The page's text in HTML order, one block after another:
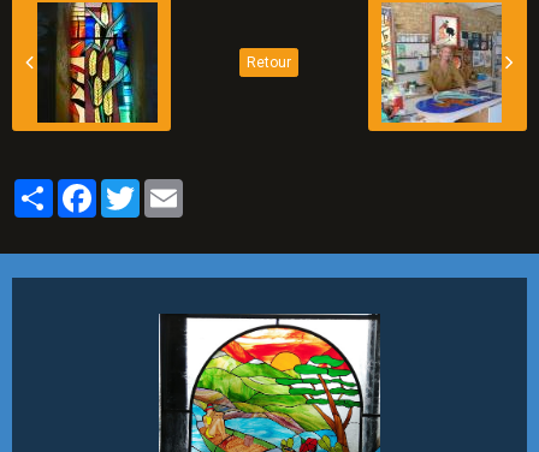
Retour
PartagerFacebook
Twitter